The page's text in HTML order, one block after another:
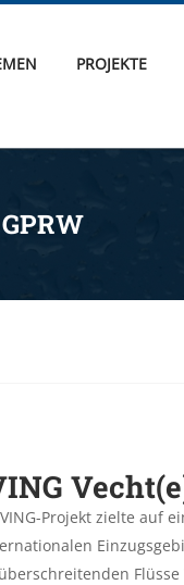
PROJEKTE
Projekt zielte auf